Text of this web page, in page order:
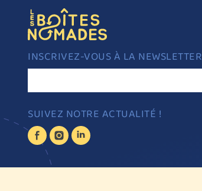
INSCRIVEZ-VOUS À LA NEWSLETTER
SUIVEZ NOTRE ACTUALITÉ !